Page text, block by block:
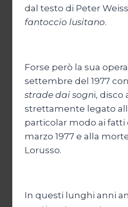
dal testo di Peter Weiss
fantoccio lusitano.
Forse però la sua
settembre del 1977 con
strade dai sogni, disco
strettamente legato
particolar modo ai fatti
marzo 1977 e alla
Lorusso.
In questi lunghi anni